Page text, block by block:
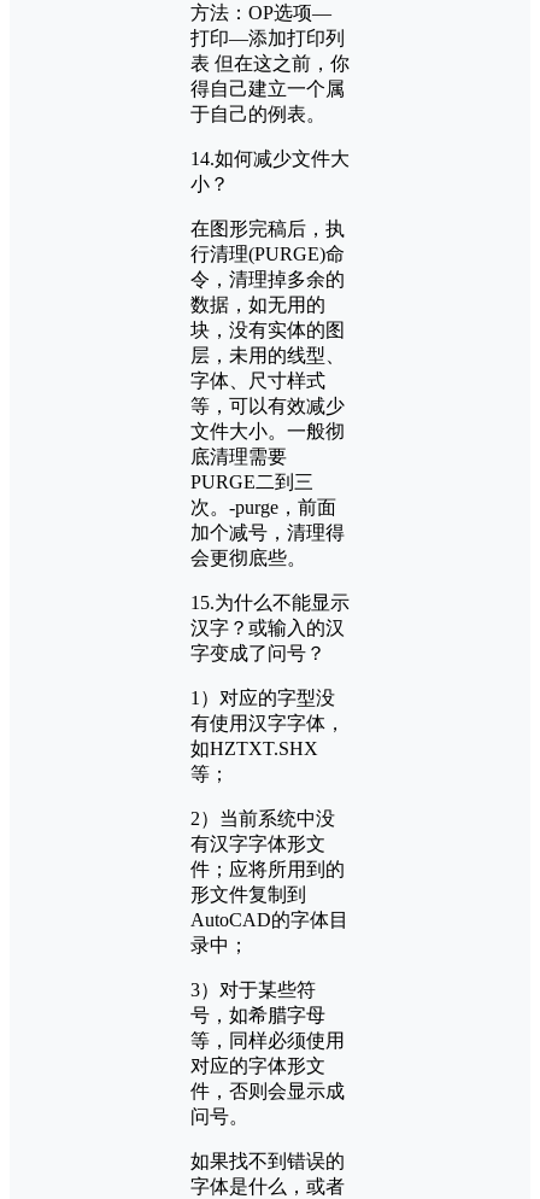
方法：OP选项—
打印—添加打印列
表 但在这之前，你
得自己建立一个属
于自己的例表。
14.如何减少文件大
小？
在图形完稿后，执
行清理(PURGE)命
令，清理掉多余的
数据，如无用的
块，没有实体的图
层，未用的线型、
字体、尺寸样式
等，可以有效减少
文件大小。一般彻
底清理需要
PURGE二到三
次。-purge，前面
加个减号，清理得
会更彻底些。
15.为什么不能显示
汉字？或输入的汉
字变成了问号？
1）对应的字型没
有使用汉字字体，
如HZTXT.SHX
等；
2）当前系统中没
有汉字字体形文
件；应将所用到的
形文件复制到
AutoCAD的字体目
录中；
3）对于某些符
号，如希腊字母
等，同样必须使用
对应的字体形文
件，否则会显示成
问号。
如果找不到错误的
字体是什么，或者